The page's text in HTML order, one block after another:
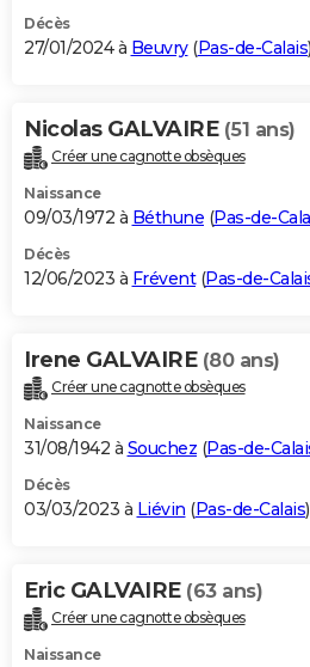
Décès
27/01/2024 à Beuvry(Pas-de-Calais)
Nicolas GALVAIRE (51 ans)
Créer une cagnotte obsèques
Naissance
09/03/1972 à Béthune (Pas-de-
Décès
12/06/2023 à Frévent(Pas-de-
Irene GALVAIRE (80 ans)
Créer une cagnotte obsèques
Naissance
31/08/1942 à Souchez (Pas-de-
Décès
03/03/2023 à Liévin (Pas-de-Calais)
Eric GALVAIRE (63 ans)
Créer une cagnotte obsèques
Naissance